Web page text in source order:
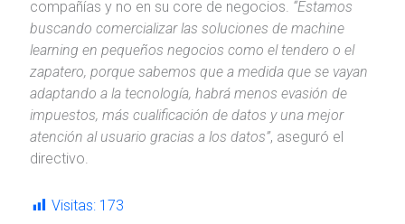
compañías y no en su core de negocios. “Estamos
buscando comercializar las soluciones de machine
learning en pequeños negocios como el tendero o el
zapatero, porque sabemos que a medida que se vayan
adaptando a la tecnología, habrá menos evasión de
impuestos, más cualificación de datos y una mejor
atención al usuario gracias a los datos”, aseguró el
directivo.
Visitas: 173